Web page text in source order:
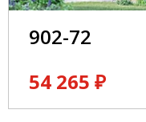
902-72
54 265 ₽